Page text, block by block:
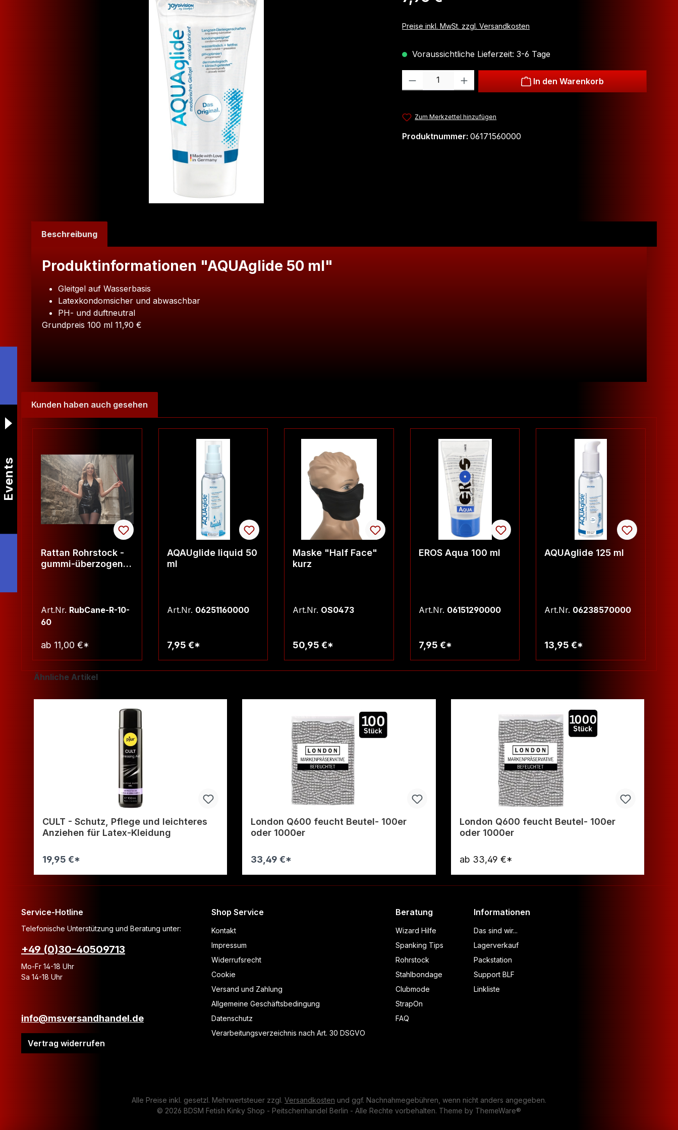
Preise inkl. MwSt. zzgl. Versandkosten
Voraussichtliche Lieferzeit: 3-6 Tage
Produkt Anzahl: Gib den gewünschten Wert ein oder benutze die Schaltflächen
In den Warenkorb
Zum Merkzettel hinzufügen
Produktnummer: 06171560000
Beschreibung
Produktinformationen "AQUAglide 50 ml"
Gleitgel auf Wasserbasis
Latexkondomsicher und abwaschbar
PH- und duftneutral
Medizinisches Gleitgel mit optimalen Langzeit-Gleiteigenschaften. Kristallklar. Wasserlöslich und fettfrei. Latexkondom-kompatibel. Dermatologisch und
klinisch getestet. pH-optimiert für die Intim-Balance. Made in Germany
Inhaltsstoffe
Aqua, Vegetable Glycerin, Hydroxyethylcellulose, Sodium Methylparaben, Sodium Benzoate, Lactic Acid
Grundpreis 100 ml 11,90 €
Kunden haben auch gesehen
Rattan Rohrstock -
gummi-überzogen -
Art.Nr. RubCane-R-10-
60
ab 11,00 €*
AQAUglide liquid 50
ml
Art.Nr. 06251160000
7,95 €*
Maske "Half Face"
kurz
Art.Nr. OS0473
50,95 €*
EROS Aqua 100 ml
Art.Nr. 06151290000
7,95 €*
AQUAglide 125 ml
Art.Nr. 06238570000
13,95 €*
Produktgalerie überspringen
Ähnliche Artikel
CULT - Schutz, Pflege und leichteres
Anziehen für Latex-Kleidung
19,95 €*
London Q600 feucht Beutel- 100er
oder 1000er
33,49 €*
London Q600 feucht Beutel- 100er
oder 1000er
ab 33,49 €*
Service-Hotline
Telefonische Unterstützung und Beratung unter:
+49 (0)30-40509713
Mo-Fr 14-18 Uhr
Sa 14-18 Uhr
info@msversandhandel.de
Vertrag widerrufen
Shop Service
Kontakt
Impressum
Widerrufsrecht
Cookie
Versand und Zahlung
Allgemeine Geschäftsbedingung
Datenschutz
Verarbeitungsverzeichnis nach Art. 30 DSGVO
Beratung
Wizard Hilfe
Spanking Tips
Rohrstock
Stahlbondage
Clubmode
StrapOn
FAQ
Informationen
Das sind wir...
Lagerverkauf
Packstation
Support BLF
Linkliste
Alle Preise inkl. gesetzl. Mehrwertsteuer zzgl. Versandkosten und ggf. Nachnahmegebühren, wenn nicht anders angegeben.
© 2026 BDSM Fetish Kinky Shop - Peitschenhandel Berlin - Alle Rechte vorbehalten. Theme by ThemeWare®
Events